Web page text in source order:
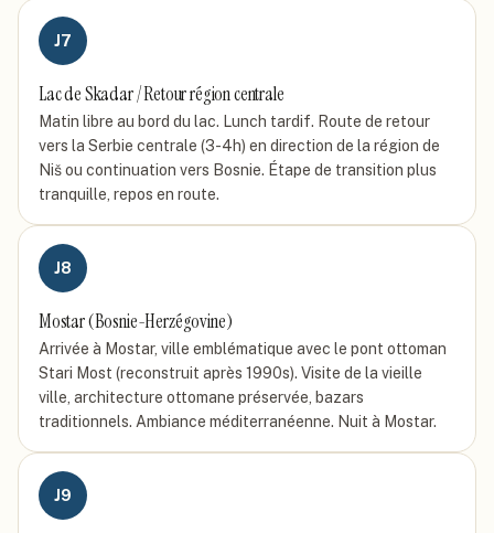
J7
Lac de Skadar / Retour région centrale
Matin libre au bord du lac. Lunch tardif. Route de retour
vers la Serbie centrale (3-4h) en direction de la région de
Niš ou continuation vers Bosnie. Étape de transition plus
tranquille, repos en route.
J8
Mostar (Bosnie-Herzégovine)
Arrivée à Mostar, ville emblématique avec le pont ottoman
Stari Most (reconstruit après 1990s). Visite de la vieille
ville, architecture ottomane préservée, bazars
traditionnels. Ambiance méditerranéenne. Nuit à Mostar.
J9